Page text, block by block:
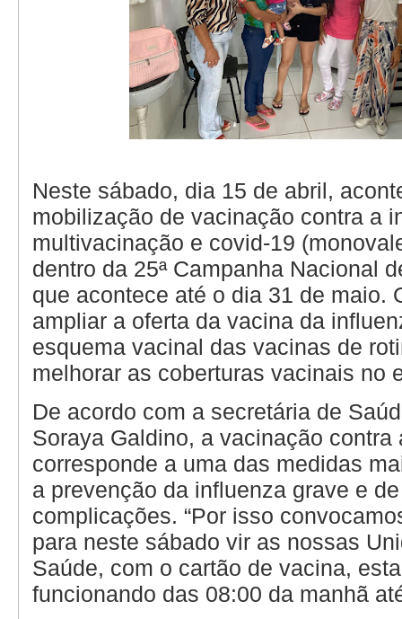
Neste sábado, dia 15 de abril,
mobilização de vacinação contra a
multivacinação e covid-19
dentro da 25ª Campanha Nacional
que acontece até o dia 31 de maio.
ampliar a oferta da vacina da
esquema vacinal das vacinas de
melhorar as coberturas vacinais no
De acordo com a secretária de
Soraya Galdino, a vacinação contra
corresponde a uma das medidas
a prevenção da influenza grave e
complicações. “Por isso
para neste sábado vir as nossas
Saúde, com o cartão de vacina,
funcionando das 08:00 da manhã